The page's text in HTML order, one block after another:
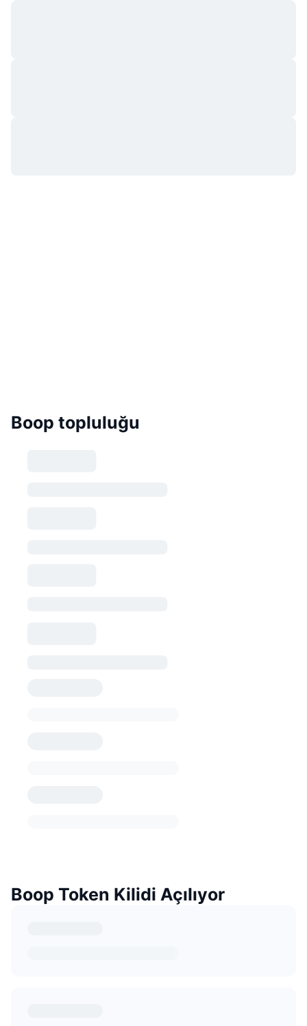
Boop topluluğu
Boop Token Kilidi Açılıyor